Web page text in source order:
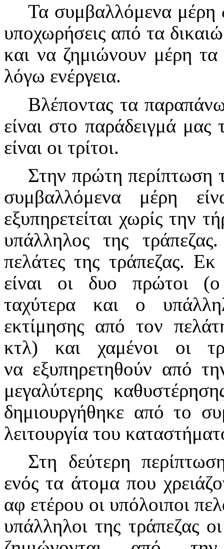
Τα συμβαλλόμενα μέρη
υποχωρήσεις από τα
και να ζημιώνουν μέρη τα
λόγω ενέργεια.
Βλέποντας τα
είναι στο παράδειγμά
είναι οι τρίτοι.
Στην πρώτη περίπτωση
συμβαλλόμενα μέρη
εξυπηρετείται χωρίς την
υπάλληλος της
πελάτες της τράπεζας. Εκ
είναι οι δυο πρώτοι (ο
ταχύτερα και ο
εκτίμησης από τον
κτλ) και χαμένοι οι
να εξυπηρετηθούν από
μεγαλύτερης
δημιουργήθηκε από το
λειτουργία του
Στη δεύτερη
ενός τα άτομα που
αφ ετέρου οι υπόλοιποι
υπάλληλοι της τράπεζας